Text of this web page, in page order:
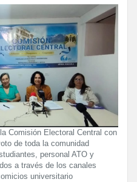
Comisión Electoral Central con
de toda la comunidad
personal ATO y
a través de los canales
universitario